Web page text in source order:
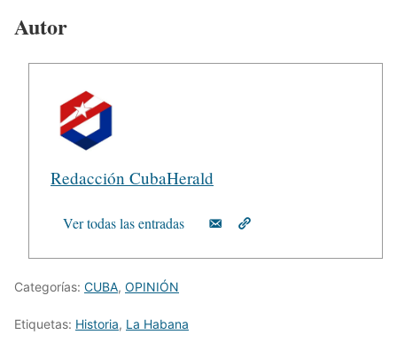
Autor
Redacción CubaHerald
Ver todas las entradas
Categorías: CUBA, OPINIÓN
Etiquetas: Historia, La Habana